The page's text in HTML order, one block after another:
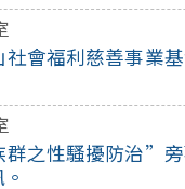
會福利慈善事業
群之性騷擾防治”